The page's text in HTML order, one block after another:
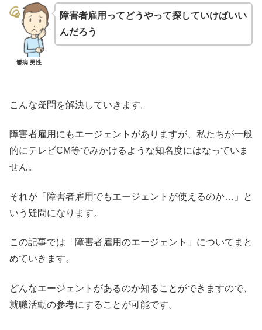
鬱病 男性
障害者雇用ってどうやって探していけばいい
んだろう
こんな疑問を解決していきます。
障害者雇用にもエージェントがありますが、私たちが一般
的にテレビCM等でみかけるような知名度にはなっていま
せん。
それが「障害者雇用でもエージェントが使えるのか…」と
いう疑問になります。
この記事では「障害者雇用のエージェント」についてまと
めていきます。
どんなエージェントがあるのか知ることができますので、
就職活動の参考にすることが可能です。